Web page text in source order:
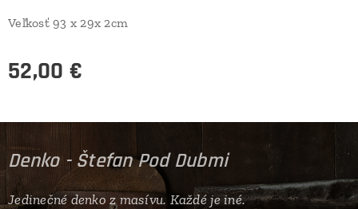
Veľkosť 93 x 29x 2cm
52,00 €
Denko - Štefan Pod Dubmi
Jedinečné denko z masívu. Každé je iné.